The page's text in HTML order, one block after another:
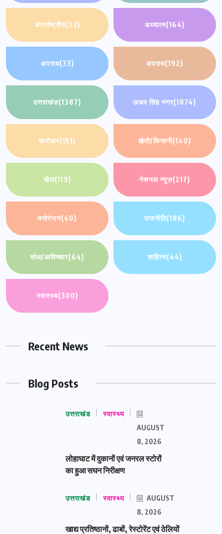
अंतर्राष्ट्रीय(33) अध्यात्म(164)
अपराध(33) अपराध(192)
उत्तराखंड(1387) ऊधम सिंह नगर(1874)
कारोबार(151) खेती/किसानी(140)
खेल(119) नेशनल न्यूज़(217)
मनोरंजन(40) राजनीति(186)
शोध/आविष्कार(64) साहित्य(44)
स्वास्थ्य(300)
Recent News
Blog Posts
उत्तराखंड स्वास्थ्य
AUGUST
8, 2026
लोहाघाट में दुकानों एवं जनरल स्टोरों
का हुआ सघन निरीक्षण
उत्तराखंड स्वास्थ्य
AUGUST
8, 2026
खाद्य प्रतिष्ठानों, ढाबों, रेस्टोरेंट एवं ठेलियों